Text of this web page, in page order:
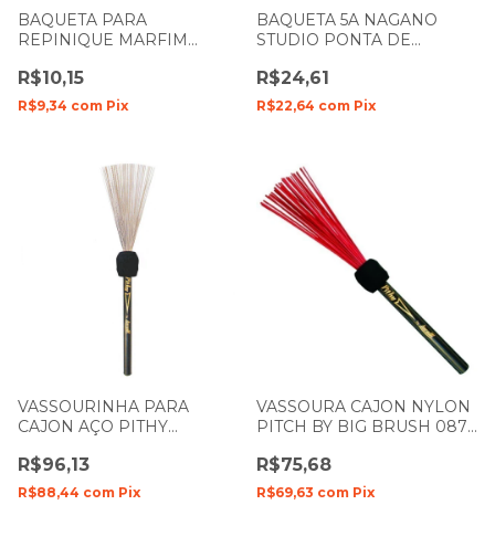
BAQUETA PARA
REPINIQUE MARFIM
R$10,15
R$9,34 com Pix
BAQUETA 5A NAGANO
STUDIO PONTA DE
R$24,61
R$22,64 com Pix
VASSOURINHA PARA
CAJON AÇO PITHY
TV062
R$96,13
R$88,44 com Pix
VASSOURA CAJON NYLON
PITCH BY BIG BRUSH 087
R$75,68
R$69,63 com Pix